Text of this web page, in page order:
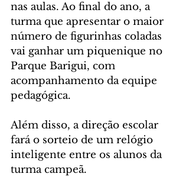
nas aulas. Ao final do ano, a
turma que apresentar o maior
número de figurinhas coladas
vai ganhar um piquenique no
Parque Barigui, com
acompanhamento da equipe
pedagógica.
Além disso, a direção escolar
fará o sorteio de um relógio
inteligente entre os alunos da
turma campeã.